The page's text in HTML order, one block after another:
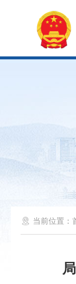
 当前位置：